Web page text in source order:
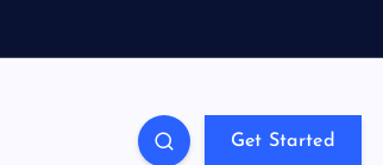
Get Started